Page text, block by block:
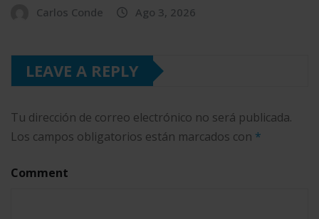
Carlos Conde Ago 3, 2026
LEAVE A REPLY
Tu dirección de correo electrónico no será publicada.
Los campos obligatorios están marcados con *
Comment